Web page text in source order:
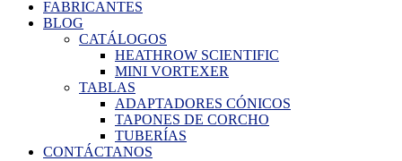
FABRICANTES
BLOG
CATÁLOGOS
HEATHROW SCIENTIFIC
MINI VORTEXER
TABLAS
ADAPTADORES CÓNICOS
TAPONES DE CORCHO
TUBERÍAS
CONTÁCTANOS